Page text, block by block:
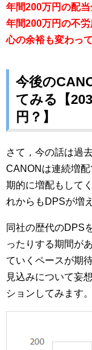
年間200万円の配
年間200万円の不
心の余裕も変わっ
今後の
てみる【
円？】
さて，今の話は過
CANONは連続増
期的に増配もして
れからもDPSが増
同社の歴代のDPS
ったりする期間が
ていくペースが期
見込みについて妄
ションしてみます。